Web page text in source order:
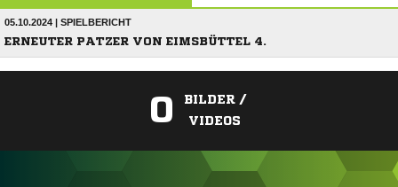
05.10.2024 | SPIELBERICHT
ERNEUTER PATZER VON EIMSBÜTTEL 4.
0
BILDER /
VIDEOS